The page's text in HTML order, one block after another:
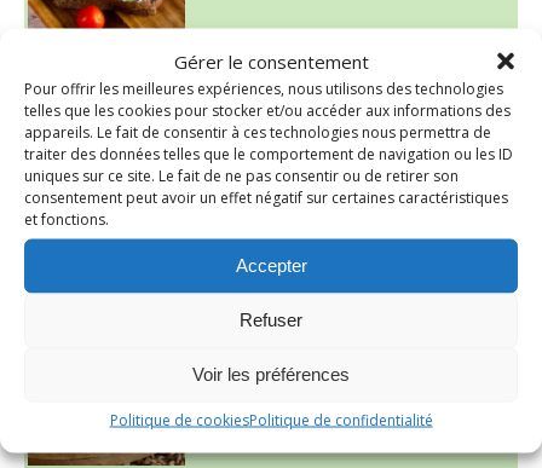
Gérer le consentement
Pour offrir les meilleures expériences, nous utilisons des technologies
telles que les cookies pour stocker et/ou accéder aux informations des
appareils. Le fait de consentir à ces technologies nous permettra de
traiter des données telles que le comportement de navigation ou les ID
uniques sur ce site. Le fait de ne pas consentir ou de retirer son
consentement peut avoir un effet négatif sur certaines caractéristiques
et fonctions.
Accepter
Refuser
Voir les préférences
Politique de cookiesPolitique de confidentialité
~ FINANCIERS MYRTILLES ET CITRON ~